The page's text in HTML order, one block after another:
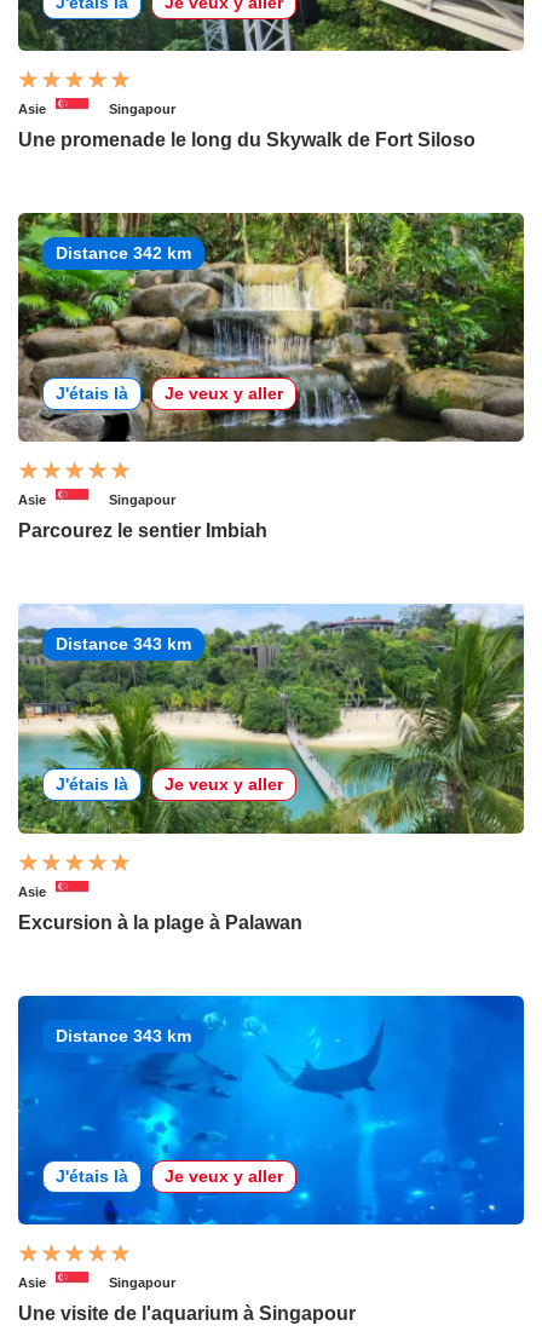
Asie Singapour
Une promenade le long du Skywalk de Fort Siloso
Distance 342 km
J'étais là Je veux y aller
Asie Singapour
Parcourez le sentier Imbiah
Distance 343 km
J'étais là Je veux y aller
Asie
Excursion à la plage à Palawan
Distance 343 km
J'étais là Je veux y aller
Asie Singapour
Une visite de l'aquarium à Singapour